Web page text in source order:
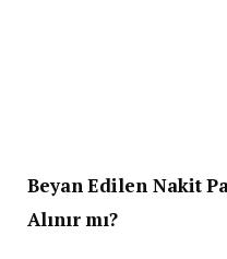
Beyan Edilen Nakit
Alınır mı?